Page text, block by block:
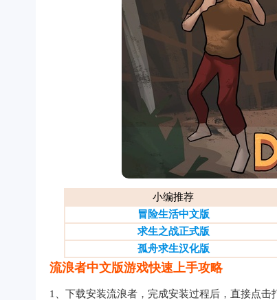
小编推荐
冒险生活中文版
求生之战正式版
孤舟求生汉化版
流浪者中文版游戏快速上手攻略
1、下载安装流浪者，完成安装过程后，直接点击